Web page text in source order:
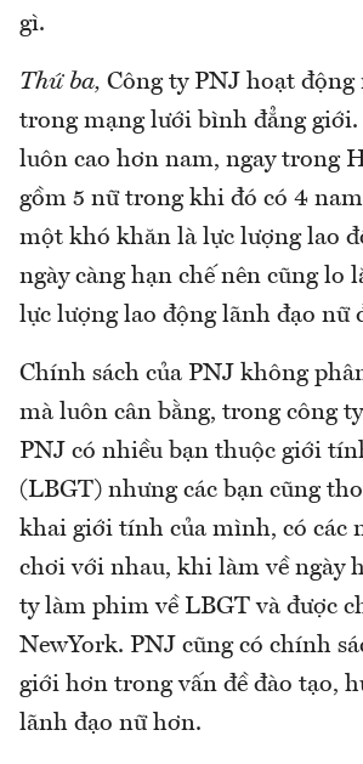
gì.
Thứ ba, Công ty PNJ hoạt động
trong mạng lưới bình đẳng giới.
luôn cao hơn nam, ngay trong
gồm 5 nữ trong khi đó có 4
một khó khăn là lực lượng lao
ngày càng hạn chế nên cũng lo
lực lượng lao động lãnh đạo nữ
Chính sách của PNJ không
mà luôn cân bằng, trong công
PNJ có nhiều bạn thuộc giới
(LBGT) nhưng các bạn cũng
khai giới tính của mình, có các
chơi với nhau, khi làm về ngày
ty làm phim về LBGT và được
NewYork. PNJ cũng có chính
giới hơn trong vấn đề đào tạo,
lãnh đạo nữ hơn.